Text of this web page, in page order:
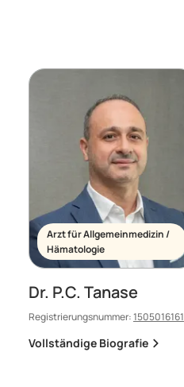
Arzt für Allgemeinmedizin /
Hämatologie
Dr. P.C. Tanase
Registrierungsnummer:1505016161
Vollständige Biografie